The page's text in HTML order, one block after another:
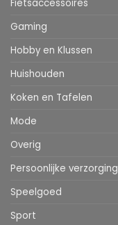
Fietsaccessoires
Gaming
Hobby en Klussen
Huishouden
Koken en Tafelen
Mode
Overig
Persoonlijke verzorging
Speelgoed
Sport